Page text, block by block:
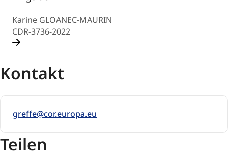
Karine GLOANEC-MAURIN
CDR-3736-2022
Kontakt
greffe@cor.europa.eu
Teilen